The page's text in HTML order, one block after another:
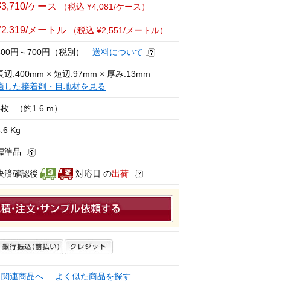
ケース （税込 ¥4,081/ケース）
メートル （税込 ¥2,551/メートル）
円～700円（税別） 送料について
辺:400mm × 短辺:97mm × 厚み:13mm
した接着剤・目地材を見る
（約1.6 m）
Kg
準品
済確認後 対応日 の出荷
関連商品へ よく似た商品を探す